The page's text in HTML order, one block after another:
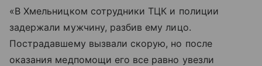
«В Хмельницком сотрудники ТЦК и полиции
задержали мужчину, разбив ему лицо.
Пострадавшему вызвали скорую, но после
оказания медпомощи его все равно увезли